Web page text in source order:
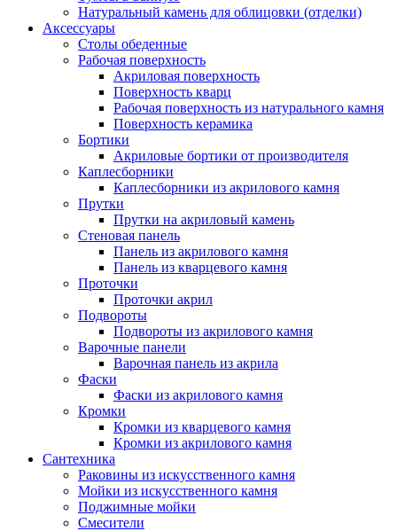
Натуральный камень для облицовки (отделки)
Аксессуары
Столы обеденные
Рабочая поверхность
Акриловая поверхность
Поверхность кварц
Рабочая поверхность из натурального камня
Поверхность керамика
Бортики
Акриловые бортики от производителя
Каплесборники
Каплесборники из акрилового камня
Прутки
Прутки на акриловый камень
Стеновая панель
Панель из акрилового камня
Панель из кварцевого камня
Проточки
Проточки акрил
Подвороты
Подвороты из акрилового камня
Варочные панели
Варочная панель из акрила
Фаски
Фаски из акрилового камня
Кромки
Кромки из кварцевого камня
Кромки из акрилового камня
Сантехника
Раковины из искусственного камня
Мойки из искусственного камня
Поджимные мойки
Смесители